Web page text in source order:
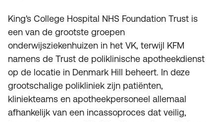
King's College Hospital NHS Foundation Trust is
een van de grootste groepen
onderwijsziekenhuizen in het VK, terwijl KFM
namens de Trust de poliklinische apotheekdienst
op de locatie in Denmark Hill beheert. In deze
grootschalige polikliniek zijn patiënten,
kliniekteams en apotheekpersoneel allemaal
afhankelijk van een incassoproces dat veilig,